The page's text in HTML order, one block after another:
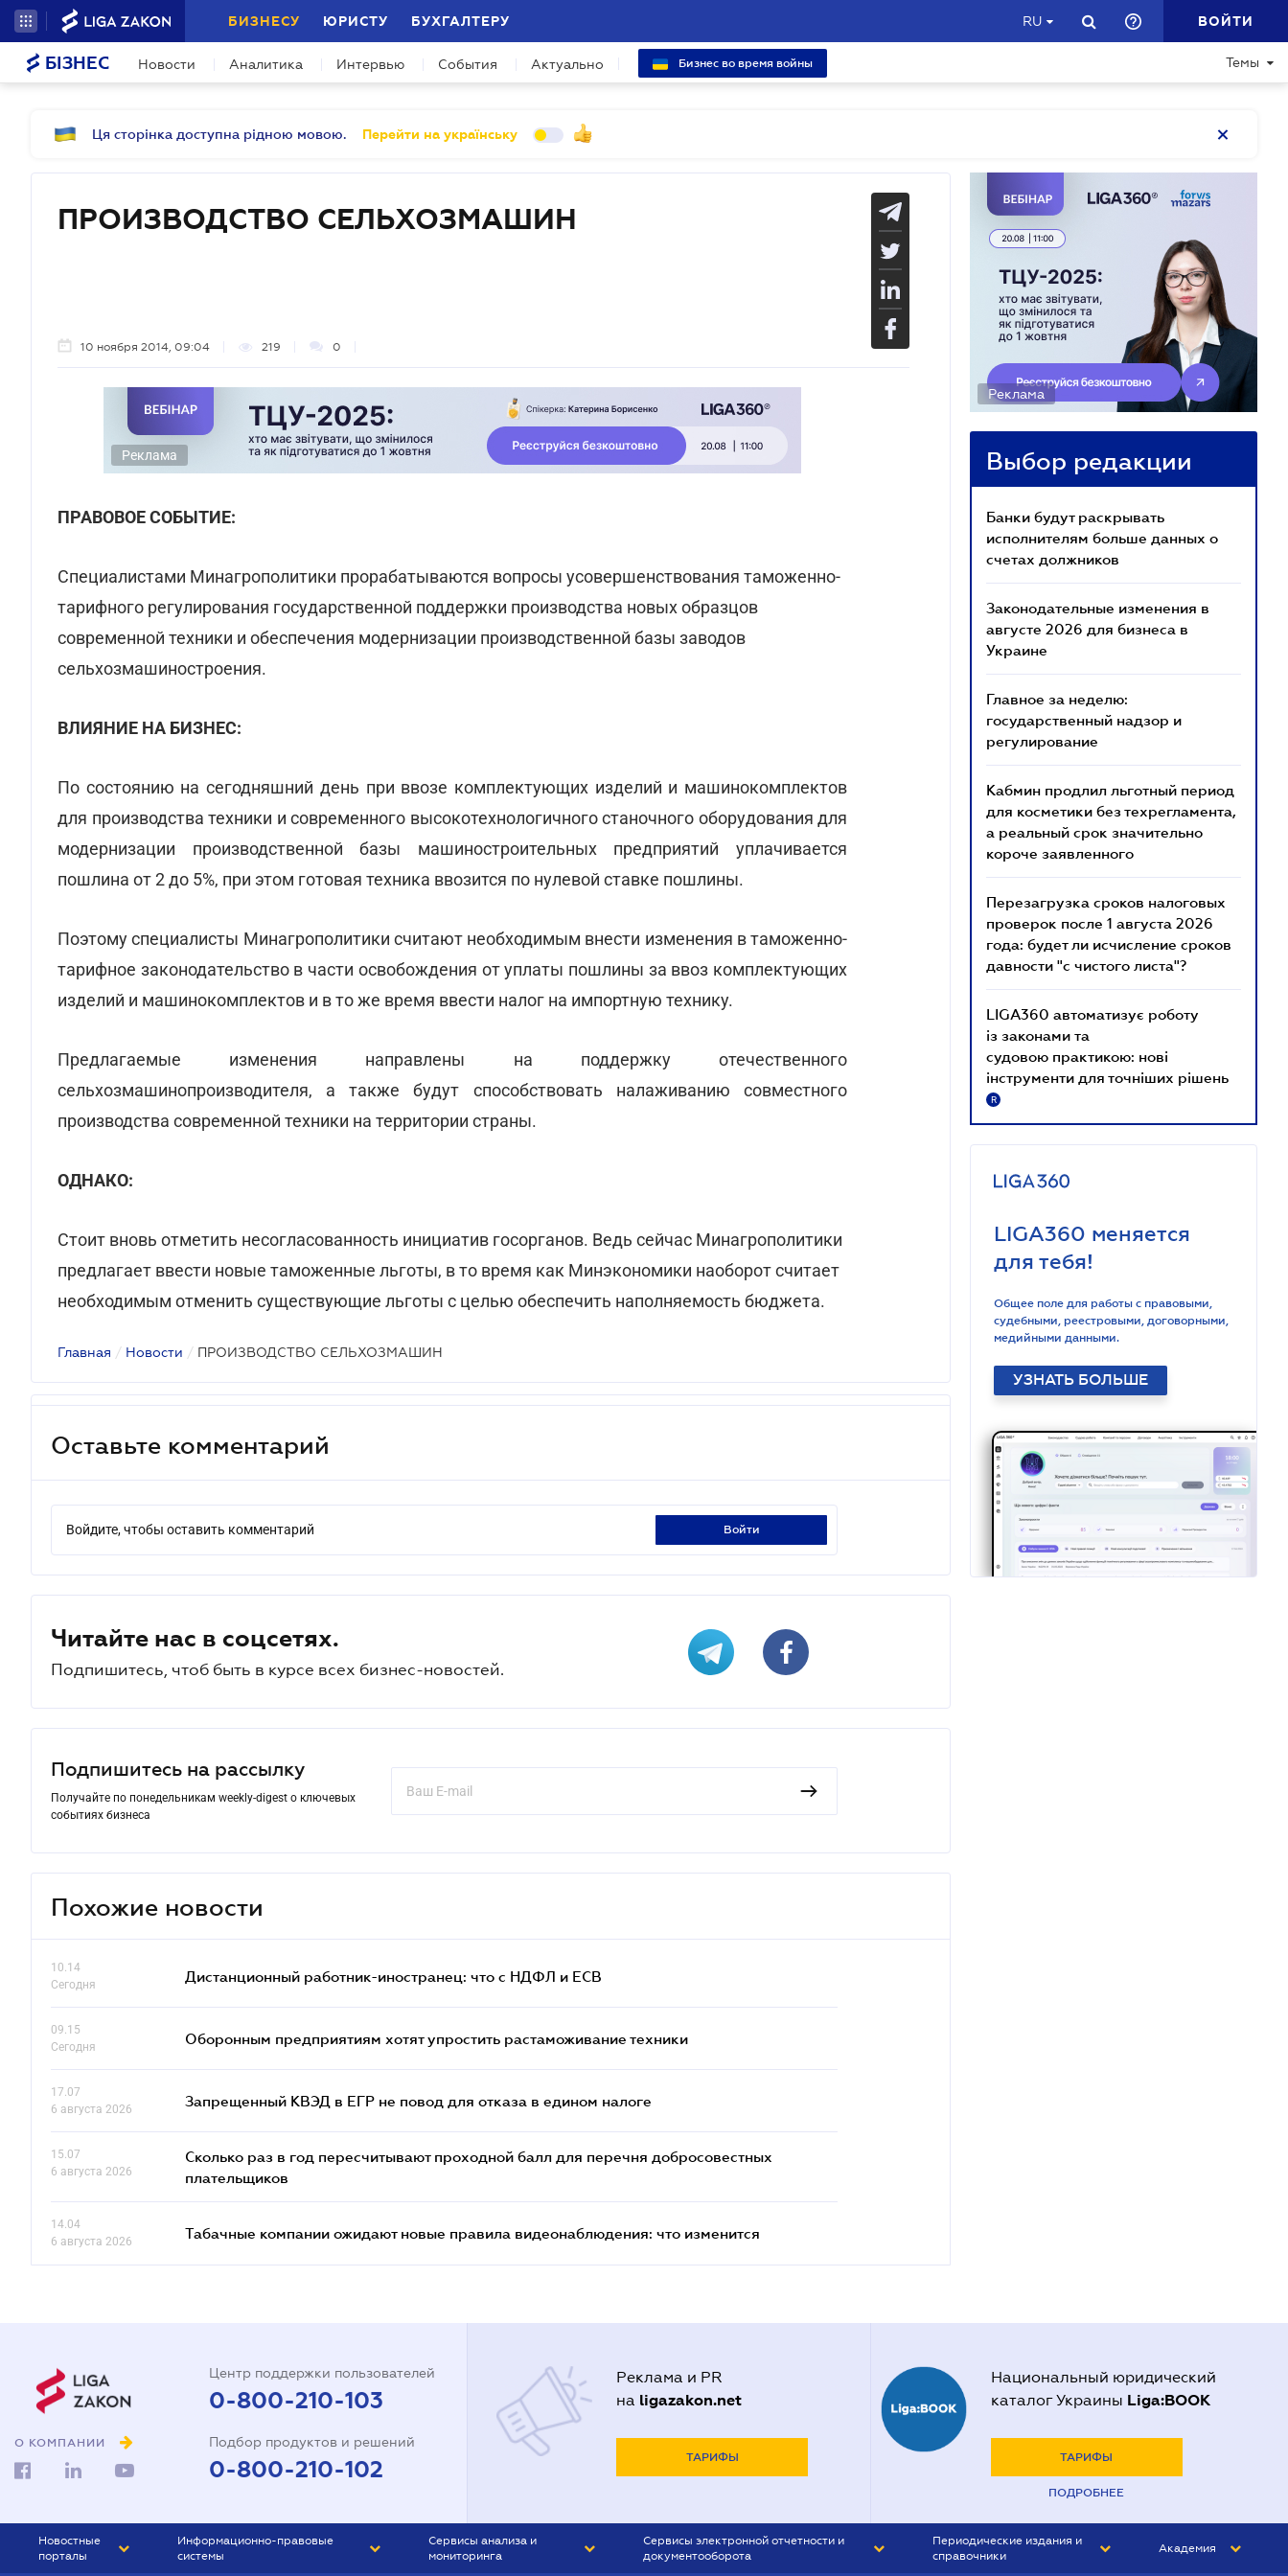
БИЗНЕСУ ЮРИСТУ БУХГАЛТЕРУ RU ВОЙТИ
БІЗНЕС Новости Аналитика Интервью События Актуально Бизнес во время войны Темы
Ця сторінка доступна рідною мовою. Перейти на українську
ПРОИЗВОДСТВО СЕЛЬХОЗМАШИН
10 ноября 2014, 09:04 219 0
Реклама
ПРАВОВОЕ СОБЫТИЕ:
Специалистами Минагрополитики прорабатываются вопросы усовершенствования таможенно-
тарифного регулирования государственной поддержки производства новых образцов
современной техники и обеспечения модернизации производственной базы заводов
сельхозмашиностроения.
ВЛИЯНИЕ НА БИЗНЕС:
По состоянию на сегодняшний день при ввозе комплектующих изделий и машинокомплектов
для производства техники и современного высокотехнологичного станочного оборудования для
модернизации производственной базы машиностроительных предприятий уплачивается
пошлина от 2 до 5%, при этом готовая техника ввозится по нулевой ставке пошлины.
Поэтому специалисты Минагрополитики считают необходимым внести изменения в таможенно-
тарифное законодательство в части освобождения от уплаты пошлины за ввоз комплектующих
изделий и машинокомплектов и в то же время ввести налог на импортную технику.
Предлагаемые изменения направлены на поддержку отечественного
сельхозмашинопроизводителя, а также будут способствовать налаживанию совместного
производства современной техники на территории страны.
ОДНАКО:
Стоит вновь отметить несогласованность инициатив госорганов. Ведь сейчас Минагрополитики
предлагает ввести новые таможенные льготы, в то время как Минэкономики наоборот считает
необходимым отменить существующие льготы с целью обеспечить наполняемость бюджета.
Главная / Новости / ПРОИЗВОДСТВО СЕЛЬХОЗМАШИН
Оставьте комментарий
Войдите, чтобы оставить комментарий войти
Читайте нас в соцсетях.
Подпишитесь, чтоб быть в курсе всех бизнес-новостей.
Подпишитесь на рассылку
Получайте по понедельникам weekly-digest о ключевых
событиях бизнеса
Похожие новости
10.14
Сегодня
Дистанционный работник-иностранец: что с НДФЛ и ЕСВ
09.15
Сегодня
Оборонным предприятиям хотят упростить растаможивание техники
17.07
6 августа 2026
Запрещенный КВЭД в ЕГР не повод для отказа в едином налоге
15.07
6 августа 2026
Сколько раз в год пересчитывают проходной балл для перечня добросовестных
плательщиков
14.04
6 августа 2026
Табачные компании ожидают новые правила видеонаблюдения: что изменится
Реклама
Выбор редакции
Банки будут раскрывать
исполнителям больше данных о
счетах должников
Законодательные изменения в
августе 2026 для бизнеса в
Украине
Главное за неделю:
государственный надзор и
регулирование
Кабмин продлил льготный период
для косметики без техрегламента,
а реальный срок значительно
короче заявленного
Перезагрузка сроков налоговых
проверок после 1 августа 2026
года: будет ли исчисление сроков
давности "с чистого листа"?
LIGA360 автоматизує роботу
із законами та
судовою практикою: нові
інструменти для точніших рішень
R
LIGA360 меняется
для тебя!
Общее поле для работы с правовыми,
судебными, реестровыми, договорными,
медийными данными.
УЗНАТЬ БОЛЬШЕ
О КОМПАНИИ
Центр поддержки пользователей
0-800-210-103
Подбор продуктов и решений
0-800-210-102
Реклама и PR
на ligazakon.net
ТАРИФЫ
Национальный юридический
каталог Украины Liga:BOOK
ТАРИФЫ
ПОДРОБНЕЕ
Новостные
порталы
Информационно-правовые
системы
Сервисы анализа и
мониторинга
Сервисы электронной отчетности и
документооборота
Периодические издания и
справочники
Академия